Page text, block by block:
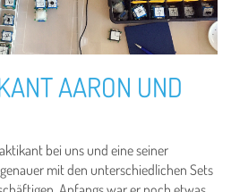
AARON UND
bei uns und eine seiner
mit den unterschiedlichen Sets